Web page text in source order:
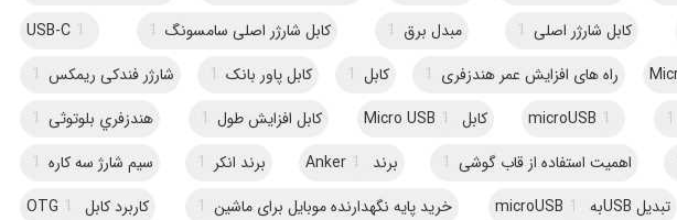
کابل شارژر اصلی 1 مبدل برق 1 کابل شارژر اصلی سامسونگ 1
USB-C 1
راه های افزایش عمر هندزفری 1 کابل 1 کابل پاور بانک 1 شارژر فندکی ریمکس 1
1
microUSB 1 کابل Micro USB 1 کابل افزایش طول 1 هندزفري بلوتوثی 1
اهمیت استفاده از قاب گوشی 1 برند Anker 1 برند انکر 1 سیم شارژ سه کاره 1
تبدیل USBبه microUSB 1 خرید پایه نگهدارنده موبایل برای ماشین 1 کاربرد کابل OTG
1